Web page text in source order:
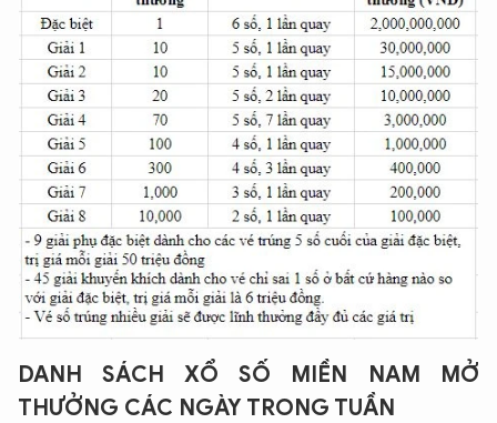
DANH SÁCH XỔ SỐ MIỀN NAM MỞ
THƯỞNG CÁC NGÀY TRONG TUẦN